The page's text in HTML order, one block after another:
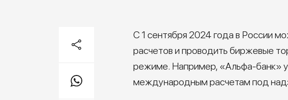
С 1 сентября 2024 года в России
расчетов и проводить биржевые
режиме. Например, «Альфа-банк»
международным расчетам под